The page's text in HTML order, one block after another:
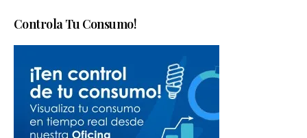
Controla Tu Consumo!